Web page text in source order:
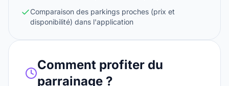
Comment profiter du
parrainage ?
Comparaison des parkings proches (prix et
disponibilité) dans l'application